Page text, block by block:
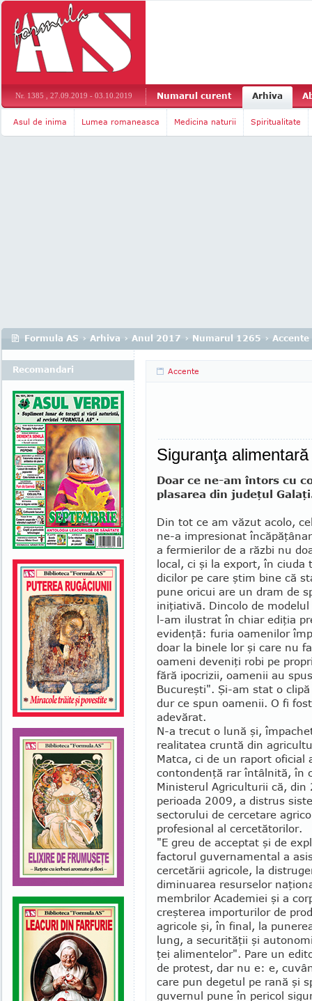
Nr. 1385 , 27.09.2019 - 03.10.2019 Numarul curent Arhiva
Asul de inima Lumea romaneasca Medicina naturii Spiritualitate
Formula AS › Arhiva › Anul 2017 › Numarul 1265 › Accente
Accente
Siguranţa
Doar ce ne-am întors cu
plasarea din judeţul
Din tot ce am văzut acolo,
ne-a impresionat
a fermierilor de a răzbi nu
local, ci şi la export, în
dicilor pe care ştim bine că
pune oricui are un dram de
iniţiativă. Dincolo de
l-am ilustrat în chiar ediţia
evidenţă: furia oamenilor
doar la binele lor şi care nu
oameni deveniţi robi pe
fără ipocrizii, oamenii au
Bucureşti". Şi-am stat o
dur ce spun oamenii. O fi
adevărat.
N-a trecut o lună şi,
realitatea cruntă din
Matca, ci de un raport oficial
contondenţă rar întâlnită, în
Ministerul Agriculturii că, din
perioada 2009, a distrus
sectorului de cercetare
profesional al cercetătorilor.
"E greu de acceptat şi de
factorul guver­namental a
cercetării agricole, la
diminuarea resurselor
membrilor Academiei şi a
creşterea im­porturilor de
agricole şi, în final, la
lung, a securităţii şi
ţei alimentelor". Pare un
de protest, dar nu e: e,
care pun degetul pe rană şi
guvernul pune în pericol
Recomandari